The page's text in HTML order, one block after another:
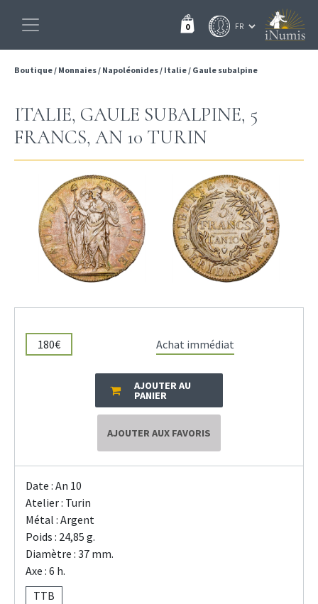
0
Boutique/ Monnaies/ Napoléonides/ Italie/ Gaule subalpine
ITALIE, GAULE SUBALPINE, 5
FRANCS, AN 10 TURIN
180€ Achat immédiat
AJOUTER AU
PANIER
AJOUTER AUX FAVORIS
Date : An 10
Atelier : Turin
Métal : Argent
Poids : 24,85 g.
Diamètre : 37 mm.
Axe : 6 h.
TTB